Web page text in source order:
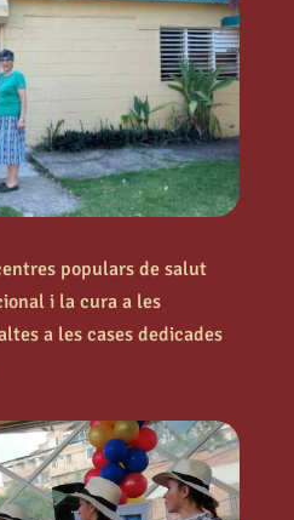
populars de salut
i la cura a les
a les cases dedicades